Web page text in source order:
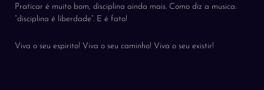
Praticar é muito bom, disciplina ainda mais. Como diz a musica:
“disciplina é liberdade”. E é fato!
Viva o seu espirito! Viva o seu caminho! Viva o seu existir!